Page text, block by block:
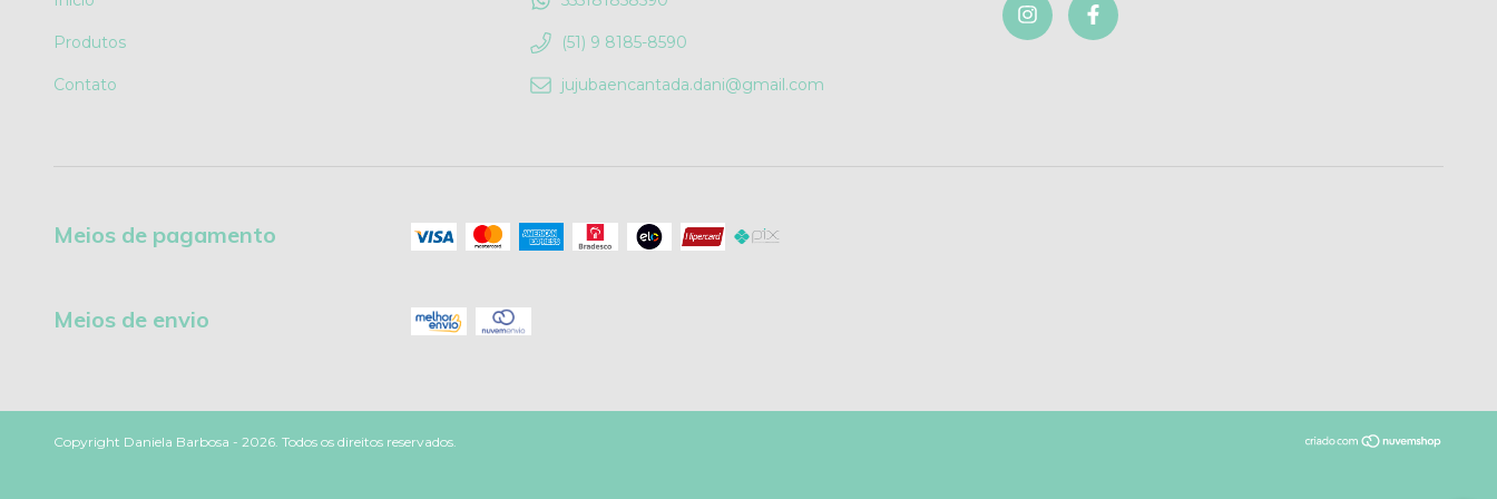
Produtos
Contato
(51) 9 8185-8590
jujubaencantada.dani@gmail.com
Meios de pagamento
Meios de envio
Copyright Daniela Barbosa - 2026. Todos os direitos reservados.